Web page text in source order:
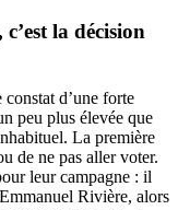
la décision
d’une forte
peu plus élevée que
La première
de ne pas aller voter.
leur campagne : il
Rivière, alors